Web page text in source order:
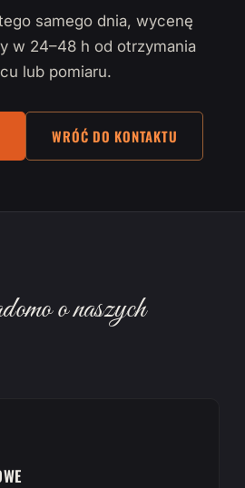
samego dnia, wycenę
w 24–48 h od otrzymania
lub pomiaru.
WRÓĆ DO KONTAKTU
o naszych